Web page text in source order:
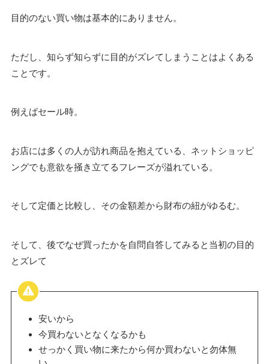
目的のない買い物は基本的にありません。
ただし、知らず知らずに目的がズレてしまうことはよくある
ことです。
例えばセール時。
お店には多くの人が訪れ商品を抱えている、ネットショッピ
ングでも意欲を掻き立てるフレーズが溢れている。
そして定価と比較し、その金額差から財布の紐がゆるむ。
そして、後でなぜ買ったかを自問自答してみると当初の目的
とズレて
安いから
今買わないとなくなるかも
せっかく買い物に来たから何か買わないと勿体無